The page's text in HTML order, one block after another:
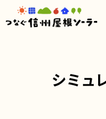
シミュ